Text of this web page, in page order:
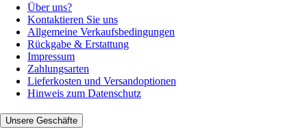
Über uns?
Kontaktieren Sie uns
Allgemeine Verkaufsbedingungen
Rückgabe & Erstattung
Impressum
Zahlungsarten
Lieferkosten und Versandoptionen
Hinweis zum Datenschutz
Unsere Geschäfte